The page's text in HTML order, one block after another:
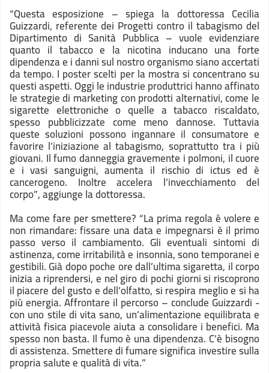
“Questa esposizione – spiega la dottoressa Cecilia
Guizzardi, referente dei Progetti contro il tabagismo del
Dipartimento di Sanità Pubblica – vuole evidenziare
quanto il tabacco e la nicotina inducano una forte
dipendenza e i danni sul nostro organismo siano accertati
da tempo. I poster scelti per la mostra si concentrano su
questi aspetti. Oggi le industrie produttrici hanno affinato
le strategie di marketing con prodotti alternativi, come le
sigarette elettroniche o quelle a tabacco riscaldato,
spesso pubblicizzate come meno dannose. Tuttavia
queste soluzioni possono ingannare il consumatore e
favorire l’iniziazione al tabagismo, soprattutto tra i più
giovani. Il fumo danneggia gravemente i polmoni, il cuore
e i vasi sanguigni, aumenta il rischio di ictus ed è
cancerogeno. Inoltre accelera l’invecchiamento del
corpo”, aggiunge la dottoressa.
Ma come fare per smettere? “La prima regola è volere e
non rimandare: fissare una data e impegnarsi è il primo
passo verso il cambiamento. Gli eventuali sintomi di
astinenza, come irritabilità e insonnia, sono temporanei e
gestibili. Già dopo poche ore dall’ultima sigaretta, il corpo
inizia a riprendersi, e nel giro di pochi giorni si riscoprono
il piacere del gusto e dell’olfatto, si respira meglio e si ha
più energia. Affrontare il percorso – conclude Guizzardi -
con uno stile di vita sano, un’alimentazione equilibrata e
attività fisica piacevole aiuta a consolidare i benefici. Ma
spesso non basta. Il fumo è una dipendenza. C’è bisogno
di assistenza. Smettere di fumare significa investire sulla
propria salute e qualità di vita.”